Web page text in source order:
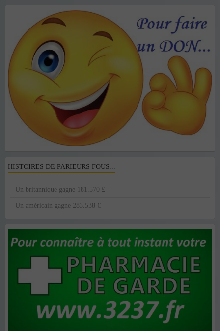
HISTOIRES DE PARIEURS FOUS...
Un britannique gagne 181.570 £
Un américain gagne 283.538 €